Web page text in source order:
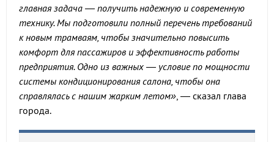
главная задача — получить надежную и современную
технику. Мы подготовили полный перечень требований
к новым трамваям, чтобы значительно повысить
комфорт для пассажиров и эффективность работы
предприятия. Одно из важных — условие по мощности
системы кондиционирования салона, чтобы она
справлялась с нашим жарким летом», — сказал глава
города.